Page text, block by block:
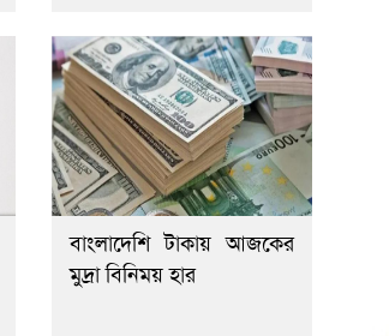
বাংলাদেশি টাকায় আজকের
মুদ্রা বিনিময় হার